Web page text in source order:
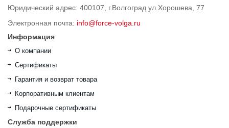
Юридический адрес: 400107, г.Волгоград ул.Хорошева, 77
Электронная почта: info@force-volga.ru
Информация
О компании
Сертификаты
Гарантия и возврат товара
Корпоративным клиентам
Подарочные сертификаты
Служба поддержки